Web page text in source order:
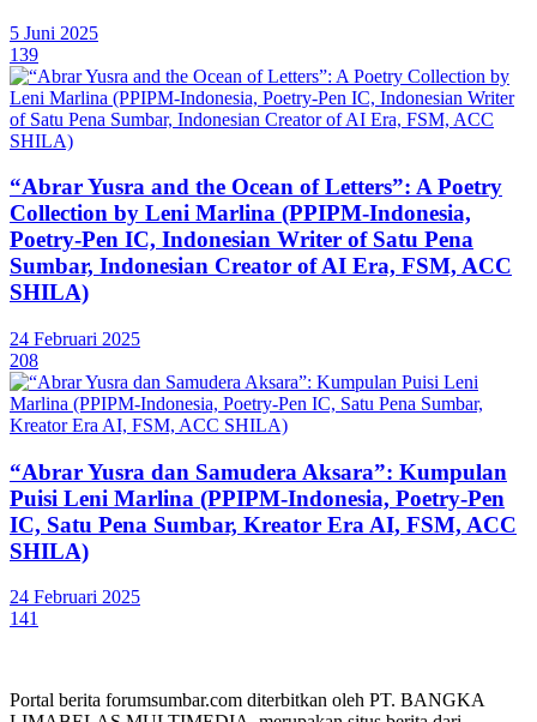
5 Juni 2025
139
“Abrar Yusra and the Ocean of Letters”: A Poetry
Collection by Leni Marlina (PPIPM-Indonesia,
Poetry-Pen IC, Indonesian Writer of Satu Pena
Sumbar, Indonesian Creator of AI Era, FSM, ACC
SHILA)
24 Februari 2025
208
“Abrar Yusra dan Samudera Aksara”: Kumpulan
Puisi Leni Marlina (PPIPM-Indonesia, Poetry-Pen
IC, Satu Pena Sumbar, Kreator Era AI, FSM, ACC
SHILA)
24 Februari 2025
141
Portal berita forumsumbar.com diterbitkan oleh PT. BANGKA